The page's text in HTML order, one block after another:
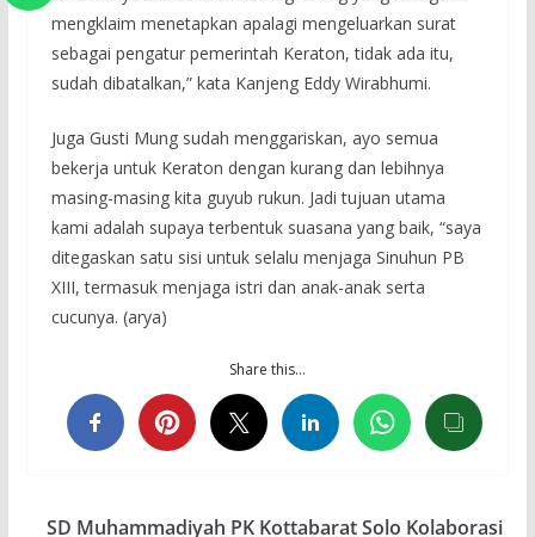
mengklaim menetapkan apalagi mengeluarkan surat
sebagai pengatur pemerintah Keraton, tidak ada itu,
sudah dibatalkan,” kata Kanjeng Eddy Wirabhumi.
Juga Gusti Mung sudah menggariskan, ayo semua
bekerja untuk Keraton dengan kurang dan lebihnya
masing-masing kita guyub rukun. Jadi tujuan utama
kami adalah supaya terbentuk suasana yang baik, “saya
ditegaskan satu sisi untuk selalu menjaga Sinuhun PB
XIII, termasuk menjaga istri dan anak-anak serta
cucunya. (arya)
Share this…
SD Muhammadiyah PK Kottabarat Solo Kolaborasi